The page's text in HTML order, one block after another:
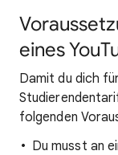
eines
Damit du dich
folgenden
Du musst an